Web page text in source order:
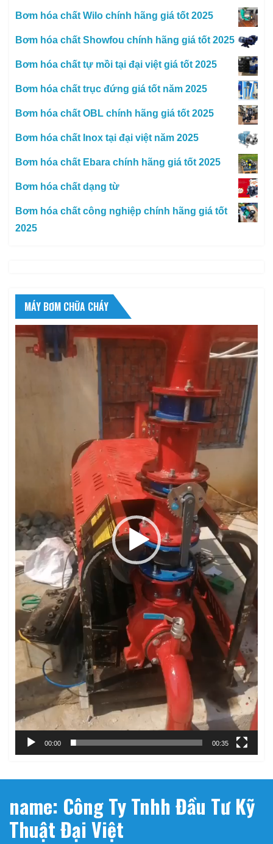
Bơm hóa chất Wilo chính hãng giá tốt 2025
Bơm hóa chất Showfou chính hãng giá tốt 2025
Bơm hóa chất tự mồi tại đại việt giá tốt 2025
Bơm hóa chất trục đứng giá tốt năm 2025
Bơm hóa chất OBL chính hãng giá tốt 2025
Bơm hóa chất Inox tại đại việt năm 2025
Bơm hóa chất Ebara chính hãng giá tốt 2025
Bơm hóa chất dạng từ
Bơm hóa chất công nghiệp chính hãng giá tốt
2025
MÁY BƠM CHỮA CHÁY
Trình
chơi
00:00 00:35
name: Công Ty Tnhh Đầu Tư Kỹ
Thuật Đại Việt